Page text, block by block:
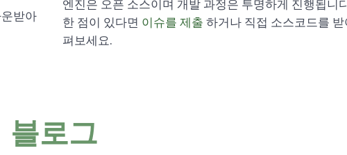
받아
엔진은 오픈 소스이며 개발 과정은 투명하게 진행됩니
한 점이 있다면 이슈를 제출하거나 직접 소스코드를
펴보세요.
블로그